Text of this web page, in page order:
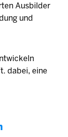
Ausbilder
und
dabei, eine